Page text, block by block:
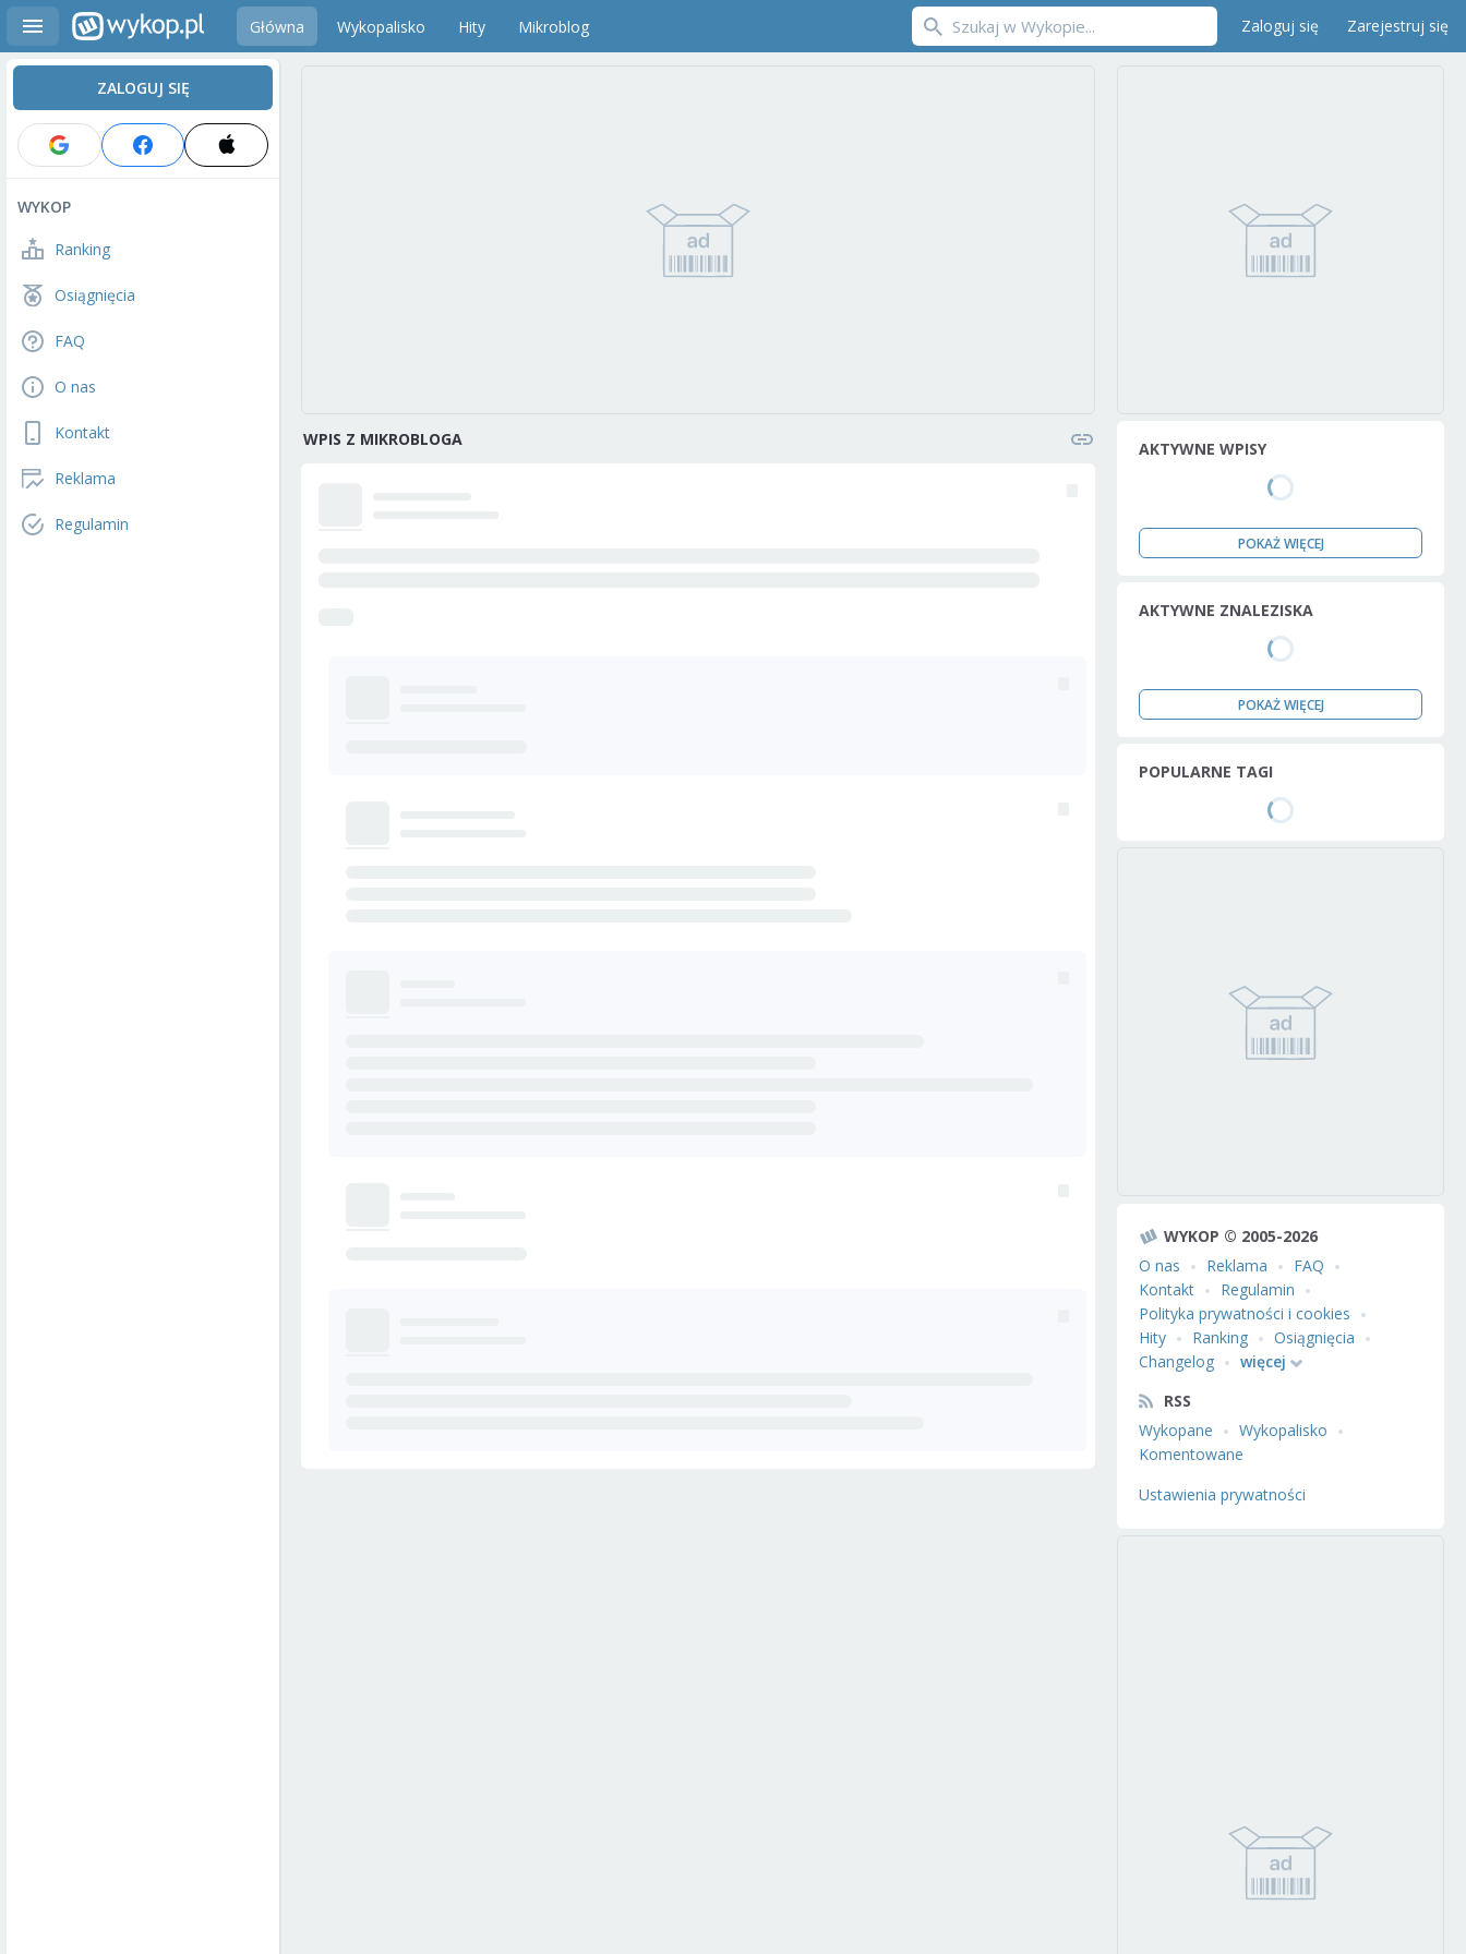
Główna Wykopalisko Hity Mikroblog Zaloguj się Zarejestruj się
ZALOGUJ SIĘ
WYKOP
Ranking
Osiągnięcia
FAQ
O nas
Kontakt
Reklama
Regulamin
WPIS Z MIKROBLOGA AKTYWNE WPISY
POKAŻ WIĘCEJ
AKTYWNE ZNALEZISKA
POKAŻ WIĘCEJ
POPULARNE TAGI
WYKOP © 2005-2026
O nas
Reklama
FAQ
Kontakt
Regulamin
Polityka prywatności i cookies
Hity
Ranking
Osiągnięcia
Changelog
więcej
RSS
Wykopane
Wykopalisko
Komentowane
Ustawienia prywatności